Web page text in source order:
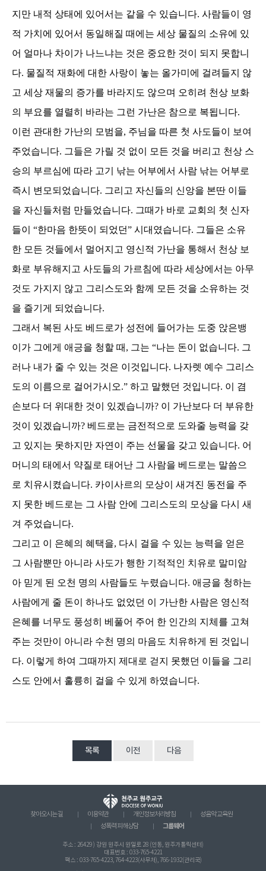
지만 내적 상태에 있어서는 같을 수 있습니다. 사람들이 영
적 가치에 있어서 동일해질 때에는 세상 물질의 소유에 있
어 얼마나 차이가 나느냐는 것은 중요한 것이 되지 못합니
다. 물질적 재화에 대한 사랑이 놓는 올가미에 걸려들지 않
고 세상 재물의 증가를 바라지도 않으며 오히려 천상 보화
의 부요를 열렬히 바라는 그런 가난은 참으로 복됩니다.
이런 관대한 가난의 모범을, 주님을 따른 첫 사도들이 보여
주었습니다. 그들은 가릴 것 없이 모든 것을 버리고 천상 스
승의 부르심에 따라 고기 낚는 어부에서 사람 낚는 어부로
즉시 변모되었습니다. 그리고 자신들의 신앙을 본딴 이들
을 자신들처럼 만들었습니다. 그때가 바로 교회의 첫 신자
들이 “한마음 한뜻이 되었던” 시대였습니다. 그들은 소유
한 모든 것들에서 멀어지고 영신적 가난을 통해서 천상 보
화로 부유해지고 사도들의 가르침에 따라 세상에서는 아무
것도 가지지 않고 그리스도와 함께 모든 것을 소유하는 것
을 즐기게 되었습니다.
그래서 복된 사도 베드로가 성전에 들어가는 도중 앉은뱅
이가 그에게 애긍을 청할 때 , 그는 “나는 돈이 없습니다. 그
러나 내가 줄 수 있는 것은 이것입니다. 나자렛 예수 그리스
도의 이름으로 걸어가시오.” 하고 말했던 것입니다. 이 겸
손보다 더 위대한 것이 있겠습니까? 이 가난보다 더 부유한
것이 있겠습니까? 베드로는 금전적으로 도와줄 능력을 갖
고 있지는 못하지만 자연이 주는 선물을 갖고 있습니다. 어
머니의 태에서 약질로 태어난 그 사람을 베드로는 말씀으
로 치유시켰습니다. 카이사르의 모상이 새겨진 동전을 주
지 못한 베드로는 그 사람 안에 그리스도의 모상을 다시 새
겨 주었습니다.
그리고 이 은혜의 혜택을, 다시 걸을 수 있는 능력을 얻은
그 사람뿐만 아니라 사도가 행한 기적적인 치유로 말미암
아 믿게 된 오천 명의 사람들도 누렸습니다. 애긍을 청하는
사람에게 줄 돈이 하나도 없었던 이 가난한 사람은 영신적
은혜를 너무도 풍성히 베풀어 주어 한 인간의 지체를 고쳐
주는 것만이 아니라 수천 명의 마음도 치유하게 된 것입니
다. 이렇게 하여 그때까지 제대로 걷지 못했던 이들을 그리
스도 안에서 훌륭히 걸을 수 있게 하였습니다.
목록 이전 다음
찾아오시는 길 이용약관 개인정보처리방침
성음악 교육원
성폭력 피해상담
그룹웨어
주소 : 26429 ) 강원 원주시 원일로 28 (인동, 원주가톨릭센터)
대표번호 : 033-765-4221
팩스 : 033-765-4223, 764-4223(사무처), 766-1932(관리국)